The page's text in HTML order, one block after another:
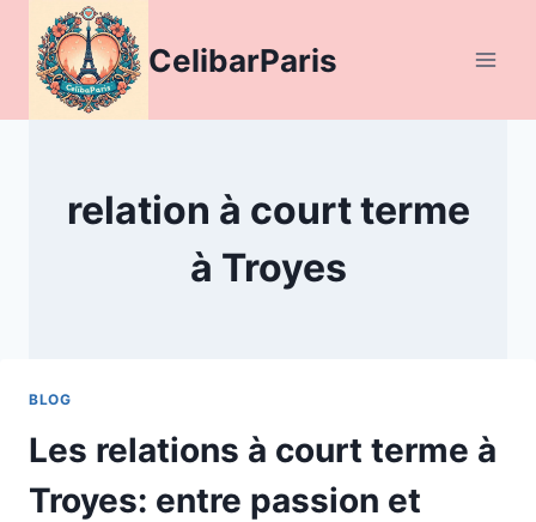
contenu
CelibarParis
relation à court terme
à Troyes
BLOG
Les relations à court terme à
Troyes: entre passion et